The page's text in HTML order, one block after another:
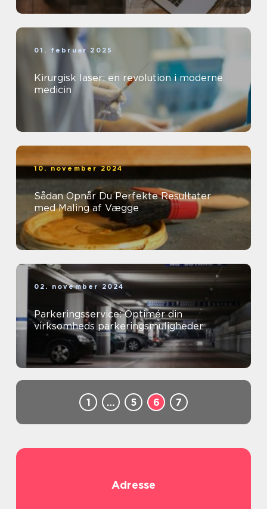
01. februar 2025
Kirurgisk laser: en revolution i moderne
medicin
10. november 2024
Sådan Opnår Du Perfekte Resultater
med Maling af Vægge
02. november 2024
Parkeringsservice: Optimér din
virksomheds parkeringsmuligheder
1 … 5 6 7
Adresse